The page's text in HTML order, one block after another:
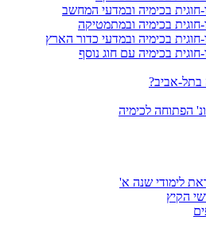
חוגית בכימיה ובמדעי המחשב
חוגית בכימיה ובמתמטיקה
חוגית בכימיה ובמדעי כדור הארץ
חוגית בכימיה עם חוג נוסף
בתל-אביב?
הפתוחה לכימיה
לימודי שנה א'
הקיץ